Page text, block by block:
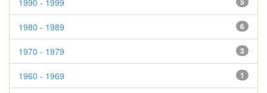
1990 - 1999
6
1980 - 1989
3
1970 - 1979
1
1960 - 1969